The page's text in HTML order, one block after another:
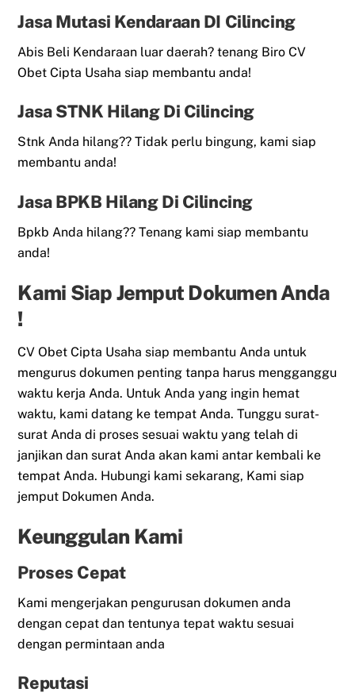
Jasa Mutasi Kendaraan DI Cilincing
Abis Beli Kendaraan luar daerah? tenang Biro CV
Obet Cipta Usaha siap membantu anda!
Jasa STNK Hilang Di Cilincing
Stnk Anda hilang?? Tidak perlu bingung, kami siap
membantu anda!
Jasa BPKB Hilang Di Cilincing
Bpkb Anda hilang?? Tenang kami siap membantu
anda!
Kami Siap Jemput Dokumen Anda
!
CV Obet Cipta Usaha siap membantu Anda untuk
mengurus dokumen penting tanpa harus mengganggu
waktu kerja Anda. Untuk Anda yang ingin hemat
waktu, kami datang ke tempat Anda. Tunggu surat-
surat Anda di proses sesuai waktu yang telah di
janjikan dan surat Anda akan kami antar kembali ke
tempat Anda. Hubungi kami sekarang, Kami siap
jemput Dokumen Anda.
Keunggulan Kami
Proses Cepat
Kami mengerjakan pengurusan dokumen anda
dengan cepat dan tentunya tepat waktu sesuai
dengan permintaan anda
Reputasi